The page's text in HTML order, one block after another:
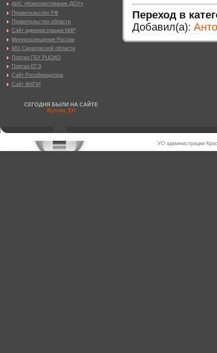
Переход в
Добавил(а):
АИС «Комплектование ДОУ»
Правительство РФ
Правительство области
Сайт администрации КМР
Минпросвещения России
МО Саратовской области
Портал ГБУ РЦОКО
Портал ЕГЭ
Сайт Рособрнадзора
Сайт ФИПИ
СЕГОДНЯ БЫЛИ НА САЙТЕ
Жукова_ЕН
УО администрации